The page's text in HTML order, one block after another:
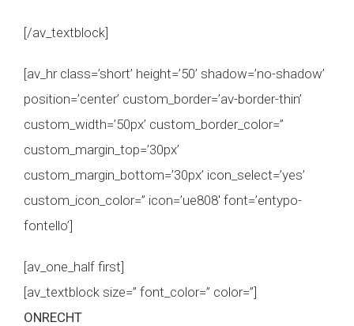
[/av_textblock]
[av_hr class=’short’ height=’50’ shadow=’no-shadow’
position=’center’ custom_border=’av-border-thin’
custom_width=’50px’ custom_border_color=”
custom_margin_top=’30px’
custom_margin_bottom=’30px’ icon_select=’yes’
custom_icon_color=” icon=’ue808′ font=’entypo-
fontello’]
[av_one_half first]
[av_textblock size=” font_color=” color=”]
ONRECHT